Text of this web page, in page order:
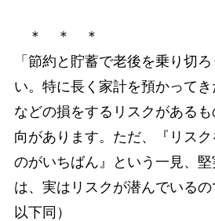
＊ ＊ ＊
「節約と貯蓄で老後を乗り切
い。特に長く家計を預かって
などの損をするリスクがある
向があります。ただ、『リス
のがいちばん』という一見、
は、実はリスクが潜んでいるの
以下同）